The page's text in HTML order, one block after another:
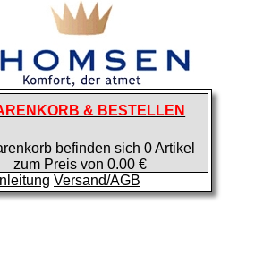
& BESTELLEN
befinden sich 0 Artikel
zum Preis von 0.00 €
Versand/AGB